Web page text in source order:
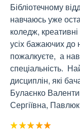
Бібліотечному
навчаюсь уже
коледж,
усіх бажаючих
пожалкуєте,  а
спеціальність.
дисциплін, які
Булаєнко
Сергіївна,